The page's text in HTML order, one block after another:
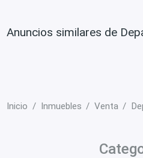
Anuncios similares de
Inicio Inmuebles Venta